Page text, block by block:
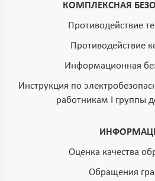
КОМПЛЕКСНАЯ
Противодействие
Противодействие
Информационная
Инструкция по
работникам I группы
Оценка качества
Обращения